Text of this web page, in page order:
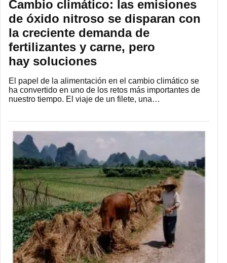
Cambio climático: las emisiones
de óxido nitroso se disparan con
la creciente demanda de
fertilizantes y carne, pero
hay soluciones
El papel de la alimentación en el cambio climático se
ha convertido en uno de los retos más importantes de
nuestro tiempo. El viaje de un filete, una…